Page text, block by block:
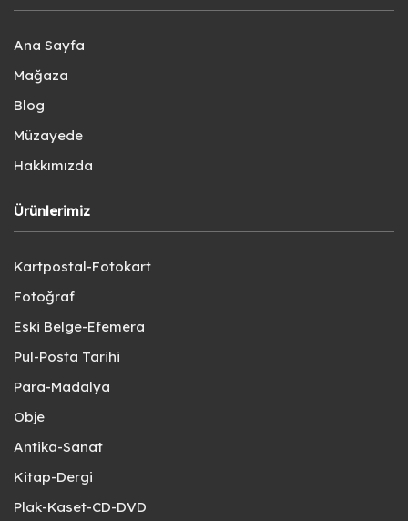
Ana Sayfa
Mağaza
Blog
Müzayede
Hakkımızda
Ürünlerimiz
Kartpostal-Fotokart
Fotoğraf
Eski Belge-Efemera
Pul-Posta Tarihi
Para-Madalya
Obje
Antika-Sanat
Kitap-Dergi
Plak-Kaset-CD-DVD